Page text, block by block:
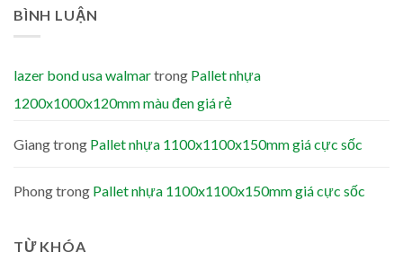
BÌNH LUẬN
lazer bond usa walmartrong Pallet nhựa
1200x1000x120mm màu đen giá rẻ
Giangtrong Pallet nhựa 1100x1100x150mm giá cực sốc
Phongtrong Pallet nhựa 1100x1100x150mm giá cực sốc
TỪ KHÓA